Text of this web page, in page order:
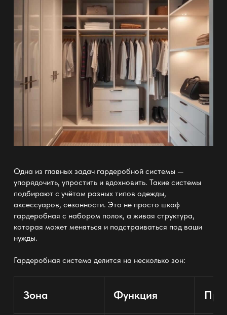
Одна из главных задач гардеробной системы —
упорядочить, упростить и вдохновить. Такие системы
подбирают с учётом разных типов одежды,
аксессуаров, сезонности. Это не просто шкаф
гардеробная с набором полок, а живая структура,
которая может меняться и подстраиваться под ваши
нужды.
Гардеробная система делится на несколько зон:
Зона Функция